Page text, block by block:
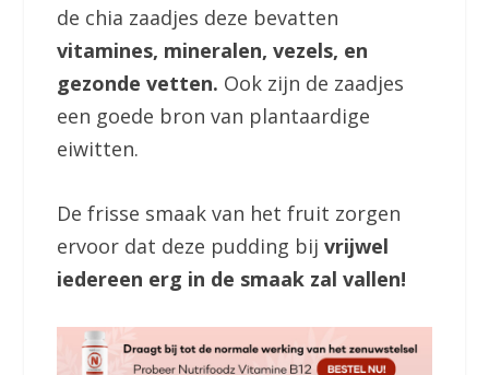
de chia zaadjes deze bevatten
vitamines, mineralen, vezels, en
gezonde vetten. Ook zijn de zaadjes
een goede bron van plantaardige
eiwitten.
De frisse smaak van het fruit zorgen
ervoor dat deze pudding bijvrijwel
iedereen erg in de smaak zal vallen!